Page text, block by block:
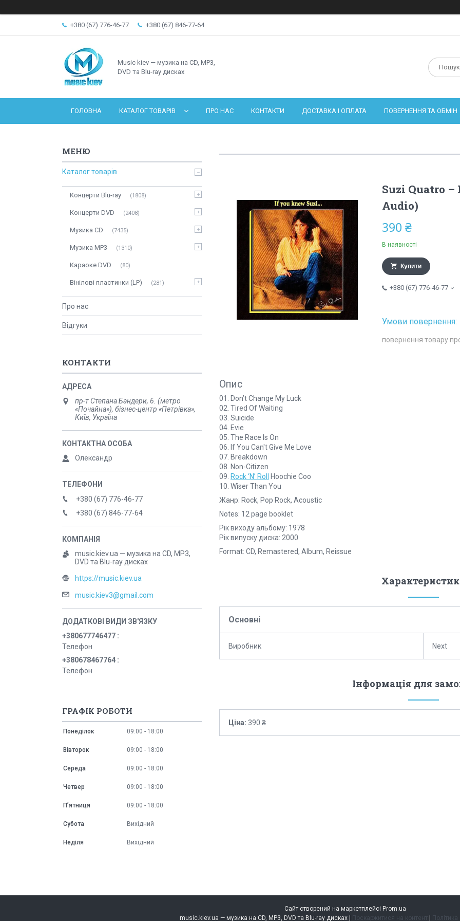
+380 (67) 776-46-77 +380 (67) 846-77-64
Music kiev — музика на CD, MP3,
DVD та Blu-ray дисках
ГОЛОВНА КАТАЛОГ ТОВАРІВ ПРО НАС КОНТАКТИ ДОСТАВКА І ОПЛАТА ПОВЕРНЕННЯ ТА ОБМІН
Suzi Quatro –
Audio)
390 ₴
В наявності
Купити
+380 (67) 776-46-77
повернення товару
Опис
01. Don’t Change My Luck
02. Tired Of Waiting
03. Suicide
04. Evie
05. The Race Is On
06. If You Can't Give Me Love
07. Breakdown
08. Non-Citizen
09. Rock ‘N’ Roll Hoochie Coo
10. Wiser Than You
Жанр: Rock, Pop Rock, Acoustic
Notes: 12 page booklet
Рік виходу альбому: 1978
Рік випуску диска: 2000
Format: CD, Remastered, Album, Reissue
Основні
Виробник Next
Інформація для
Ціна: 390 ₴
Каталог товарів
Концерти Blu-ray 1808
Концерти DVD 2408
Музика CD 7435
Музика MP3 1310
Караоке DVD 80
Вінілові пластинки (LP) 281
Про нас
Відгуки
КОНТАКТИ
пр-т Степана Бандери, 6. (метро
«Почайна»), бізнес-центр «Петрівка»,
Київ, Україна
Олександр
+380 (67) 776-46-77
+380 (67) 846-77-64
music.kiev.ua — музика на CD, MP3,
DVD та Blu-ray дисках
https://music.kiev.ua
music.kiev3@gmail.com
+380677746477
Телефон
+380678467764
Телефон
ГРАФІК РОБОТИ
Понеділок 09:00 18:00
Вівторок 09:00 18:00
Середа 09:00 18:00
Четвер 09:00 18:00
Пʼятниця 09:00 18:00
Субота Вихідний
Неділя Вихідний
Сайт створений на маркетплейсі Prom.ua
music.kiev.ua — музика на CD, MP3, DVD та Blu-ray дисках | Поскаржитися на контент | Політика